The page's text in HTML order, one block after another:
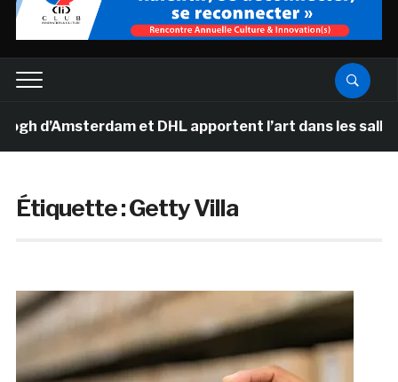
et DHL apportent l’art dans les salles de
Étiquette :Getty Villa